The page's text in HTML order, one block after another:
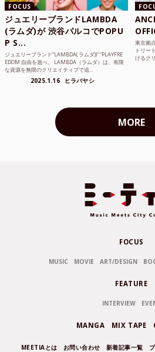
FOCUS
ジュエリーブランドLAMBDA
(ラムダ)が 渋谷パルコでPOPU
P S...
ジュエリーブランド“LAMBDA( ラムダ))” “PLAYFRE
EDOM 自由を遊べ。 LAMBDA（ラムダ）は、有限
な資源を無限のクリエイティブで追...
2025.1.16 ヒラバヤシ
東京拠
トリー
けるク
MORE
FOCUS
MUSIC MOVIE ART/DESIGN
FEATURE
INTERVIEW
MANGA MIX TAPE
MEETIAとは お問い合わせ 新着記事一覧